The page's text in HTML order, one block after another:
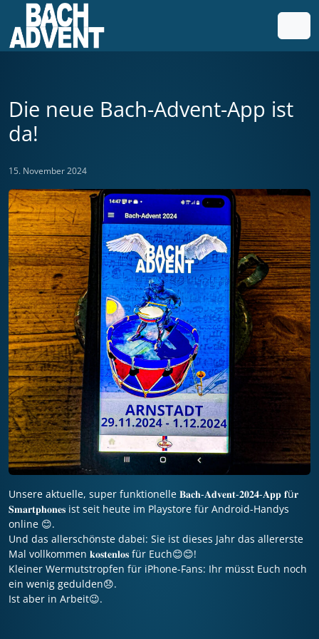
Weiter zum Inhalt
Weiter zum Fuß der Seite
Die neue Bach-Advent-App ist
da!
15. November 2024
Unsere aktuelle, super funktionelle 𝐁𝐚𝐜𝐡-𝐀𝐝𝐯𝐞𝐧𝐭-𝟐𝟎𝟐𝟒-𝐀𝐩𝐩 𝐟ü𝐫
𝐒𝐦𝐚𝐫𝐭𝐩𝐡𝐨𝐧𝐞𝐬 ist seit heute im Playstore für Android-Handys
online 😊.
Und das allerschönste dabei: Sie ist dieses Jahr das allererste
Mal vollkommen 𝐤𝐨𝐬𝐭𝐞𝐧𝐥𝐨𝐬 für Euch😊😊!
Kleiner Wermutstropfen für iPhone-Fans: Ihr müsst Euch noch
ein wenig gedulden😞.
Ist aber in Arbeit😉.